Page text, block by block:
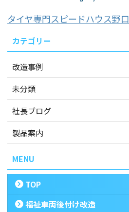
タイヤ専門スピードハウス野口
カテゴリー
改造事例
未分類
社長ブログ
製品案内
MENU
TOP
福祉車両後付け改造